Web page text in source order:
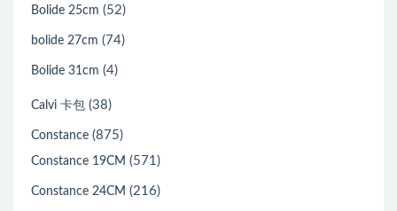
Bolide 25cm (52)
bolide 27cm (74)
Bolide 31cm (4)
Calvi 卡包 (38)
Constance (875)
Constance 19CM (571)
Constance 24CM (216)